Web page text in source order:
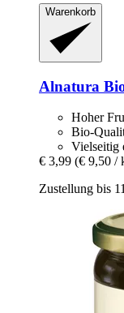
Warenkorb
Alnatura
Hoher
Bio-
Vielseitig
€ 3,99 (€ 9,50 /
Zustellung bis